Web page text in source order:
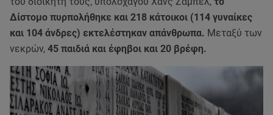
Δίστομο πυρπολήθηκε και 218 κάτοικοι (114 γυναίκες
και 104 άνδρες) εκτελέστηκαν απάνθρωπα. Μεταξύ των
νεκρών, 45 παιδιά και έφηβοι και 20 βρέφη.